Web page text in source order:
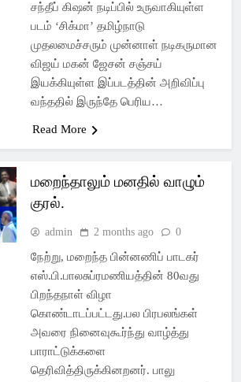
சந்தீப் கிஷன் நடிப்பில் உருவாகியுள்ள
படம் ‘சிக்மா’ தமிழ்நாடு
முதலமைச்சரும் முன்னாள் நடிகருமான
விஜய் மகன் ஜேசன் சஞ்சய்
இயக்கியுள்ள இப்படத்தின் அறிவிப்பு
வந்ததில் இருந்தே பெரிய…
Read More
மறைந்தாலும் மனதில் வாழும்
குரல்.
admin 2 months ago 0
நேற்று, மறைந்த பின்னணிப் பாடகர்
எஸ்.பி.பாலசுப்ரமணியத்தின் 80வது
பிறந்தநாள் விழா
கொண்டாடப்பட்டது.பல பிரபலங்கள்
அவரை நினைவுகூர்ந்து வாழ்த்து
பாராட்டுக்களை
தெரிவித்திருக்கினறனர். பாலு